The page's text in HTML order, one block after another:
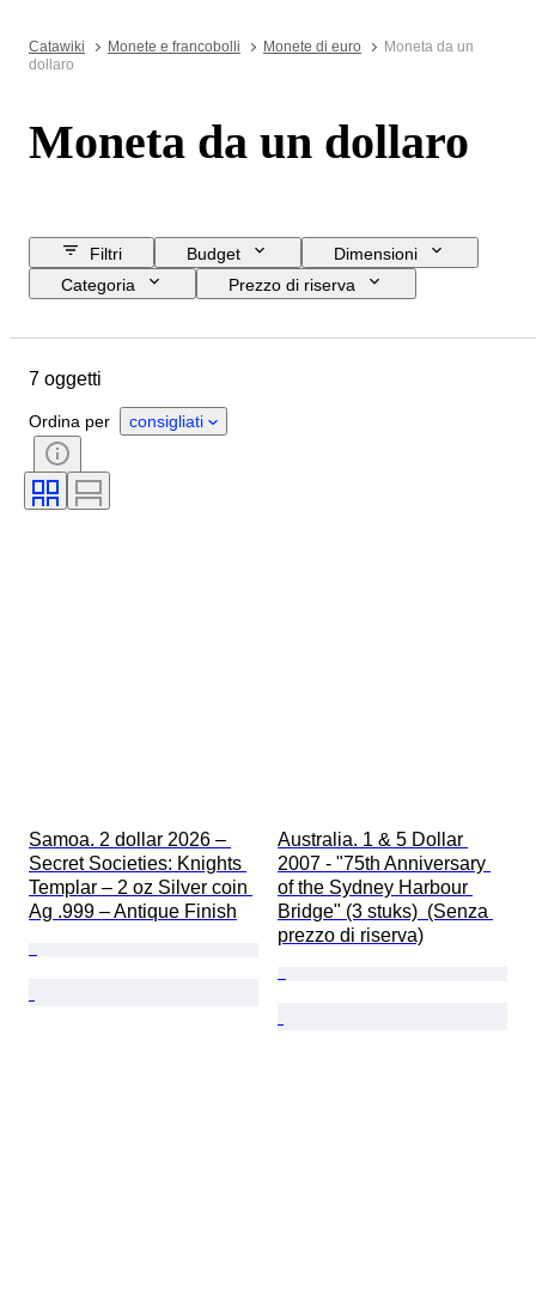
Catawiki Monete e francobolli Monete di euro
Moneta da un
dollaro
Moneta da un dollaro
Filtri Budget
Dimensioni
Categoria
Prezzo di riserva
Materiale
Tipo di moneta
7 oggetti
Ordina per consigliati
Samoa. 2 dollar 2026 –
Secret Societies: Knights
Templar – 2 oz Silver coin
Ag .999 – Antique Finish
Australia. 1 & 5 Dollar
2007 - "75th Anniversary
of the Sydney Harbour
Bridge" (3 stuks)  (Senza
prezzo di riserva)